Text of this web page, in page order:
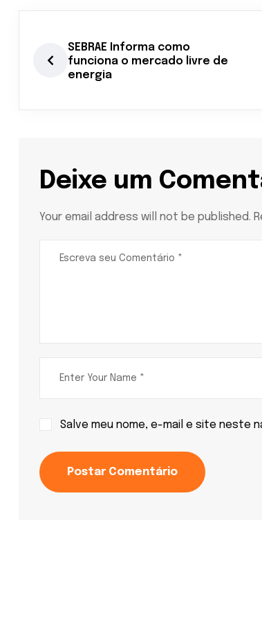
SEBRAE Informa como
funciona o mercado livre de
energia
Deixe um
Your email address will not be published.
Salve meu nome, e-mail e site neste
Postar Comentário